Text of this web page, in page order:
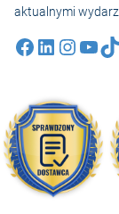
aktualnymi
Facebook
LinkedIn